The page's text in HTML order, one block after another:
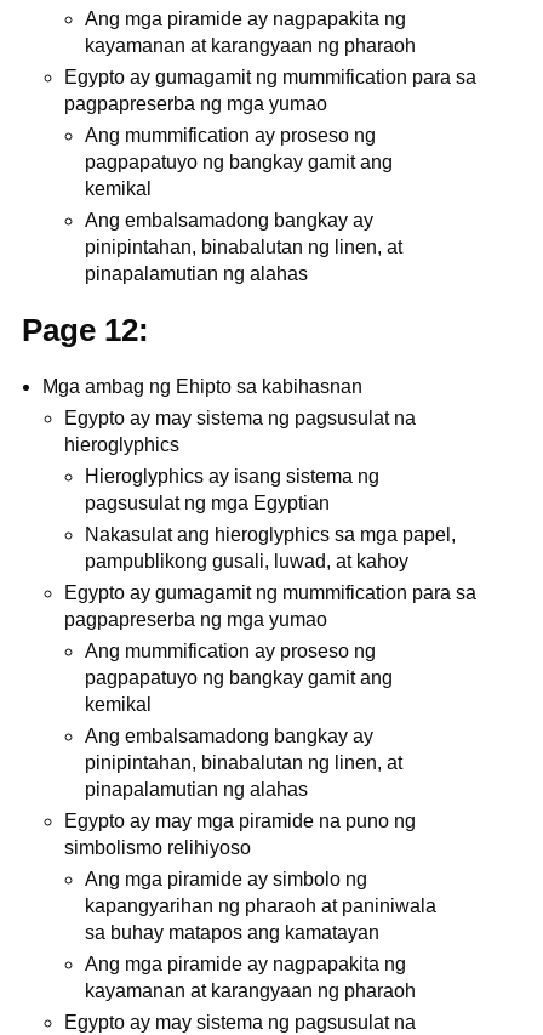
Ang mga piramide ay nagpapakita ng
kayamanan at karangyaan ng pharaoh
Egypto ay gumagamit ng mummification para sa
pagpapreserba ng mga yumao
Ang mummification ay proseso ng
pagpapatuyo ng bangkay gamit ang
kemikal
Ang embalsamadong bangkay ay
pinipintahan, binabalutan ng linen, at
pinapalamutian ng alahas
Page 12:
Mga ambag ng Ehipto sa kabihasnan
Egypto ay may sistema ng pagsusulat na
hieroglyphics
Hieroglyphics ay isang sistema ng
pagsusulat ng mga Egyptian
Nakasulat ang hieroglyphics sa mga papel,
pampublikong gusali, luwad, at kahoy
Egypto ay gumagamit ng mummification para sa
pagpapreserba ng mga yumao
Ang mummification ay proseso ng
pagpapatuyo ng bangkay gamit ang
kemikal
Ang embalsamadong bangkay ay
pinipintahan, binabalutan ng linen, at
pinapalamutian ng alahas
Egypto ay may mga piramide na puno ng
simbolismo relihiyoso
Ang mga piramide ay simbolo ng
kapangyarihan ng pharaoh at paniniwala
sa buhay matapos ang kamatayan
Ang mga piramide ay nagpapakita ng
kayamanan at karangyaan ng pharaoh
Egypto ay may sistema ng pagsusulat na